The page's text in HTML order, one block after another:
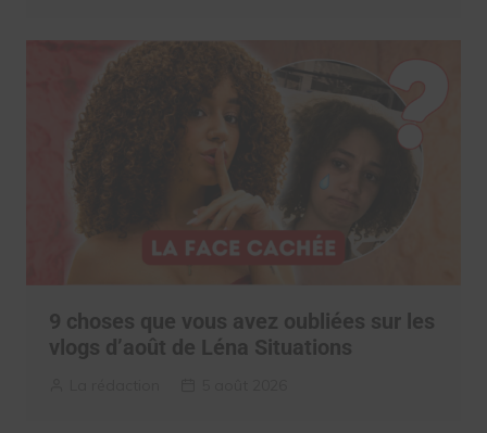
9 choses que vous avez oubliées sur les
vlogs d’août de Léna Situations